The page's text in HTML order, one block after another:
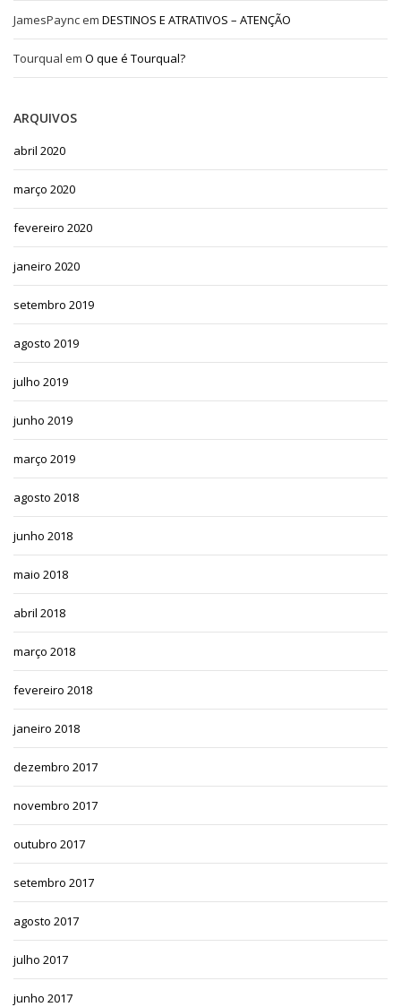
JamesPaync em DESTINOS E ATRATIVOS – ATENÇÃO
Tourqual em O que é Tourqual?
ARQUIVOS
abril 2020
março 2020
fevereiro 2020
janeiro 2020
setembro 2019
agosto 2019
julho 2019
junho 2019
março 2019
agosto 2018
junho 2018
maio 2018
abril 2018
março 2018
fevereiro 2018
janeiro 2018
dezembro 2017
novembro 2017
outubro 2017
setembro 2017
agosto 2017
julho 2017
junho 2017